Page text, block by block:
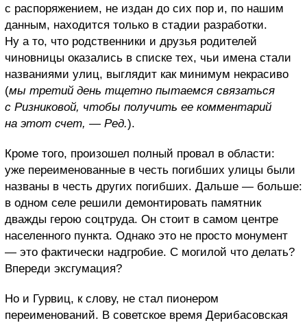
с распоряжением, не издан до сих пор и, по нашим
данным, находится только в стадии разработки.
Ну а то, что родственники и друзья родителей
чиновницы оказались в списке тех, чьи имена стали
названиями улиц, выглядит как минимум некрасиво
(мы третий день тщетно пытаемся связаться
с Ризниковой, чтобы получить ее комментарий
на этот счет, — Ред.).
Кроме того, произошел полный провал в области:
уже переименованные в честь погибших улицы были
названы в честь других погибших. Дальше — больше:
в одном селе решили демонтировать памятник
дважды герою соцтруда. Он стоит в самом центре
населенного пункта. Однако это не просто монумент
— это фактически надгробие. С могилой что делать?
Впереди эксгумация?
Но и Гурвиц, к слову, не стал пионером
переименований. В советское время Дерибасовская